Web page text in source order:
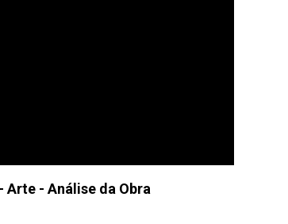
Arte - Análise da Obra